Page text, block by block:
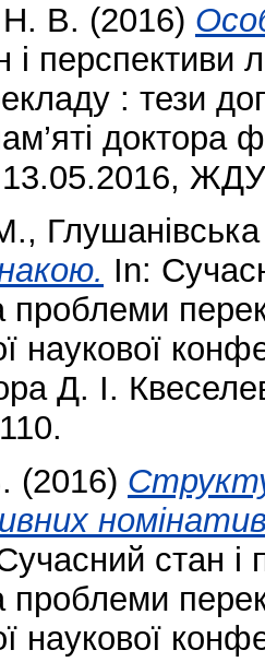
В. (2016)
перспективи
: тези
доктора
,
In:
проблеми
наукової
Д. І.
(2016)
стан і
проблеми
наукової